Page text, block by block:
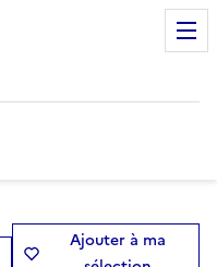
Ajouter à ma